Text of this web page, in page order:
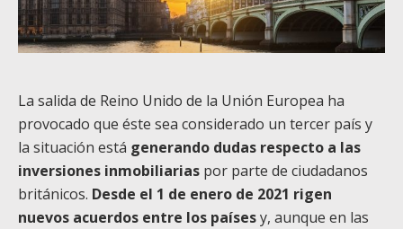
La salida de Reino Unido de la Unión Europea ha
provocado que éste sea considerado un tercer país y
la situación está generando dudas respecto a las
inversiones inmobiliarias por parte de ciudadanos
británicos. Desde el 1 de enero de 2021 rigen
nuevos acuerdos entre los paísesy, aunque en las